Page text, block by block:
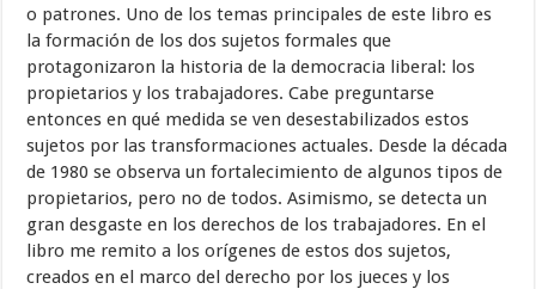
o patrones. Uno de los temas principales de este libro es
la forma­ción de los dos sujetos formales que
protagonizaron la historia de la de­mocracia liberal: los
propietarios y los trabajadores. Cabe preguntarse
entonces en qué medida se ven desestabilizados estos
sujetos por las trans­formaciones actuales. Desde la década
de 1980 se observa un fortalecimiento de algunos tipos de
propietarios, pero no de todos. Asimismo, se detecta un
gran desgaste en los derechos de los trabajadores. En el
libro me remito a los orígenes de estos dos sujetos,
creados en el marco del derecho por los jueces y los